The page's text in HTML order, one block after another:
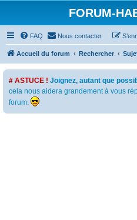
FORUM-
FAQ Nous contacter
Accueil du forum Rechercher
# ASTUCE ! Joignez, autant que
cela nous aidera grandement à vous
forum.